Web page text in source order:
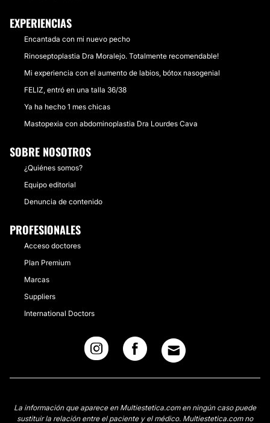
EXPERIENCIAS
Encantada con mi nuevo pecho
Rinoseptoplastia Dra Moralejo. Totalmente recomendable!
Mi experiencia con el aumento de labios, bótox nasogenial
FELIZ, entró en una talla 36/38
Ya ha hecho 1 mes chicas
Mastopexia con abdominoplastia Dra Lourdes Cava
SOBRE NOSOTROS
¿Quiénes somos?
Equipo editorial
Denuncia de contenido
PROFESIONALES
Acceso doctores
Plan Premium
Marcas
Suppliers
International Doctors
La información que aparece en Multiestetica.com en ningún caso puede
sustituir la relación entre el paciente y el médico. Multiestetica.com no